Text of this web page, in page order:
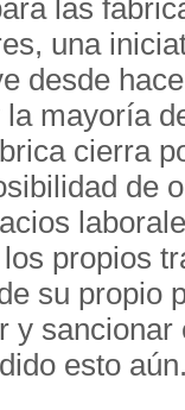
las
una
desde
mayoría
cierra
de
propios
su propio
y sancionar
esto